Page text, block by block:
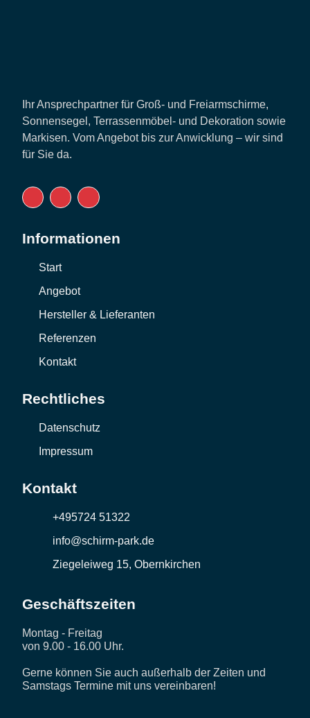
Ihr Ansprechpartner für Groß- und Freiarmschirme,
Sonnensegel, Terrassenmöbel- und Dekoration sowie
Markisen. Vom Angebot bis zur Anwicklung – wir sind
für Sie da.
Informationen
Start
Angebot
Hersteller & Lieferanten
Referenzen
Kontakt
Rechtliches
Datenschutz
Impressum
Kontakt
+495724 51322
info@schirm-park.de
Ziegeleiweg 15, Obernkirchen
Geschäftszeiten
Montag - Freitag
von 9.00 - 16.00 Uhr.
Gerne können Sie auch außerhalb der Zeiten und
Samstags Termine mit uns vereinbaren!